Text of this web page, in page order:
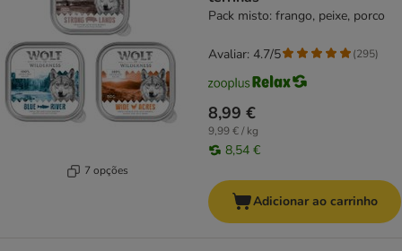
7 opções
Pack misto: frango, peixe, porco
8,99 €
9,99 € / kg
8,54 €
Avaliar: 4.7/5 (295)
Adicionar ao carrinho